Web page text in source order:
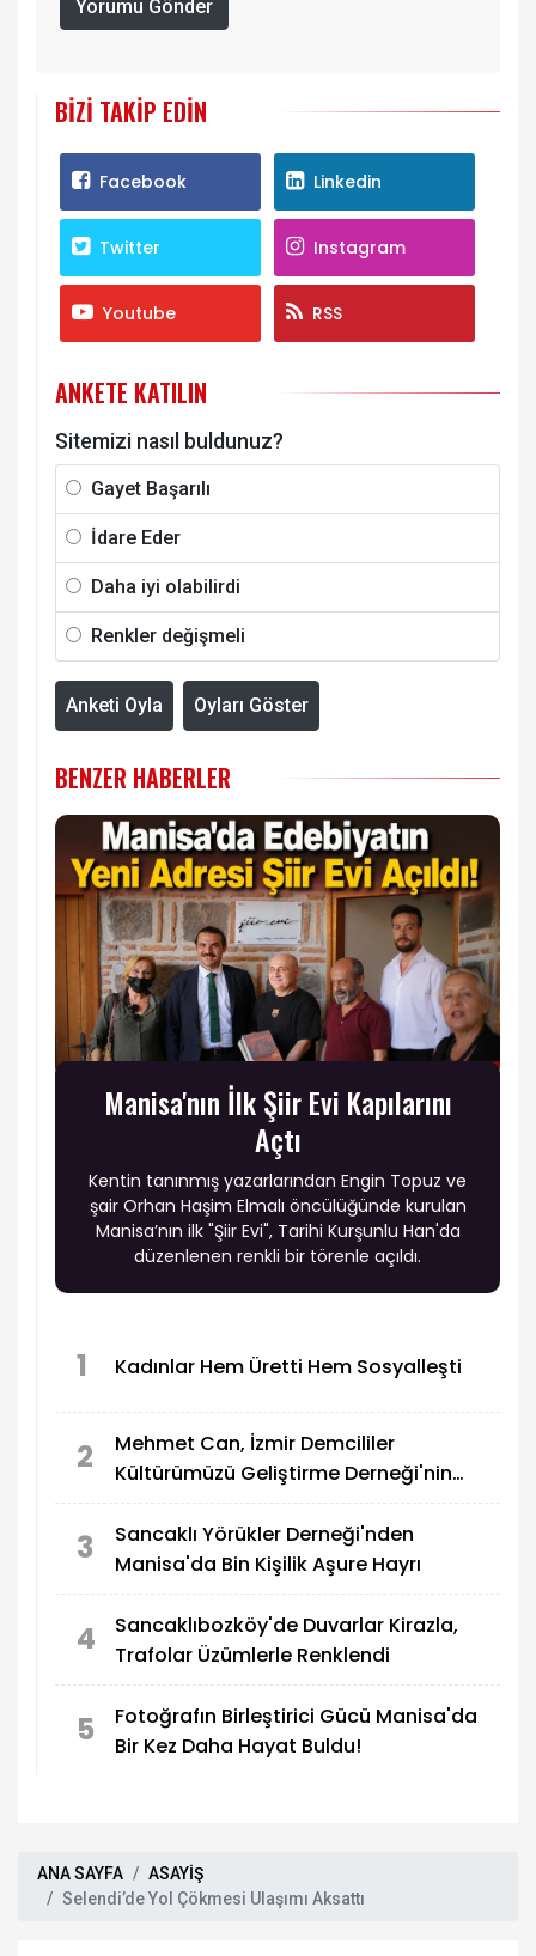
Yorumu Gönder
BIZI TAKIP EDIN
Facebook Linkedin
Twitter Instagram
Youtube RSS
ANKETE KATILIN
Sitemizi nasıl buldunuz?
Gayet Başarılı
İdare Eder
Daha iyi olabilirdi
Renkler değişmeli
Anketi Oyla Oyları Göster
BENZER HABERLER
Manisa'nın İlk Şiir Evi Kapılarını
Açtı
Kentin tanınmış yazarlarından Engin Topuz ve
şair Orhan Haşim Elmalı öncülüğünde kurulan
Manisa’nın ilk "Şiir Evi", Tarihi Kurşunlu Han'da
düzenlenen renkli bir törenle açıldı.
1 Kadınlar Hem Üretti Hem Sosyalleşti
2
Mehmet Can, İzmir Demcililer
Kültürümüzü Geliştirme Derneği'nin
3
Sancaklı Yörükler Derneği'nden
Manisa'da Bin Kişilik Aşure Hayrı
4
Sancaklıbozköy'de Duvarlar Kirazla,
Trafolar Üzümlerle Renklendi
5
Fotoğrafın Birleştirici Gücü Manisa'da
Bir Kez Daha Hayat Buldu!
ANA SAYFA
ASAYİŞ
Selendi’de Yol Çökmesi Ulaşımı Aksattı